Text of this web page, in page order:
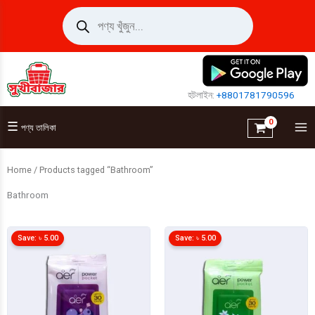
Products
search
হটলাইন:+8801781790596
☰ পণ্য তালিকা
Home / Products tagged “Bathroom”
Bathroom
Save: ৳ 5.00 Save: ৳ 5.00